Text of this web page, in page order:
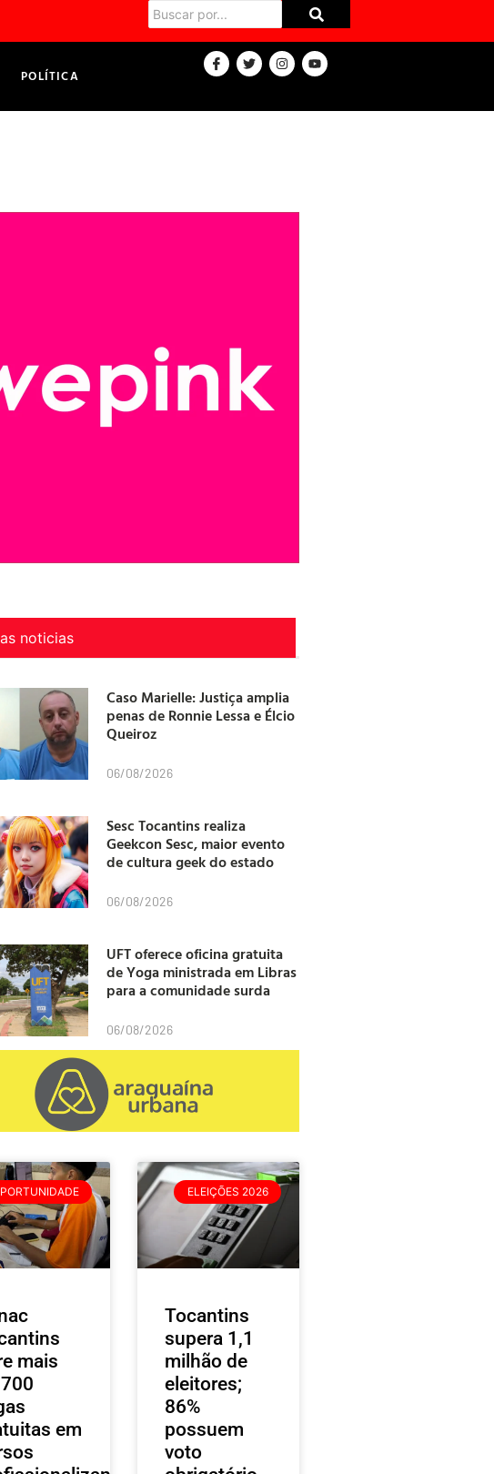
POLÍTICA
noticias
Caso Marielle: Justiça amplia
penas de Ronnie Lessa e Élcio
Queiroz
06/08/2026
Sesc Tocantins realiza
Geekcon Sesc, maior evento
de cultura geek do estado
06/08/2026
UFT oferece oficina gratuita
de Yoga ministrada em Libras
para a comunidade surda
06/08/2026
mais
em
ELEIÇÕES 2026
Tocantins
supera 1,1
milhão de
eleitores;
86%
possuem
voto